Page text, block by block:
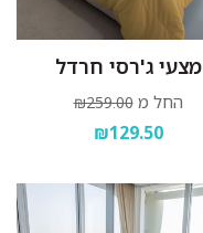
מצעי ג'רסי חרדל
החל מ ₪259.00
₪129.50